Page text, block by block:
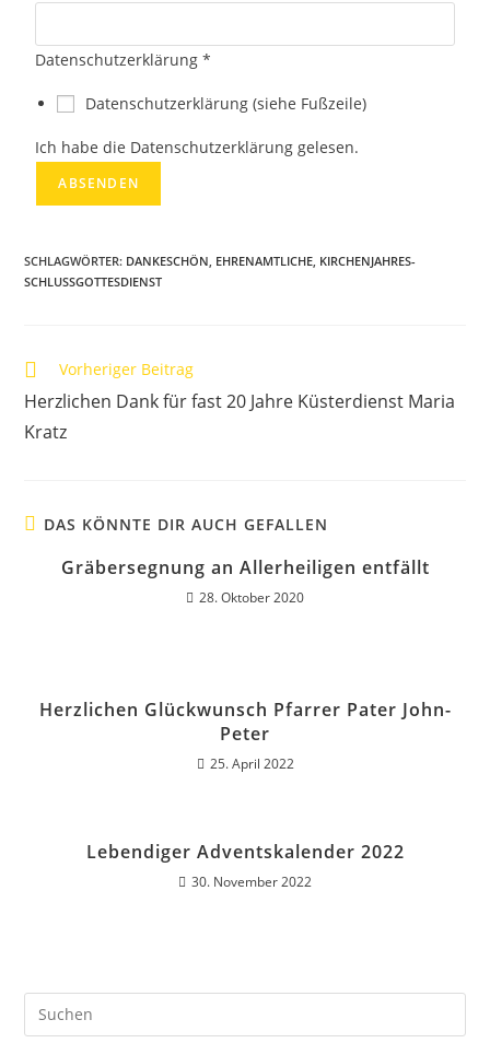
Datenschutzerklärung*
Datenschutzerklärung (siehe Fußzeile)
Ich habe die Datenschutzerklärung gelesen.
ABSENDEN
SCHLAGWÖRTER: DANKESCHÖN EHRENAMTLICHE KIRCHENJAHRES-
SCHLUSSGOTTESDIENST
Vorheriger Beitrag
Herzlichen Dank für fast 20 Jahre Küsterdienst Maria
Kratz
DAS KÖNNTE DIR AUCH GEFALLEN
Gräbersegnung an Allerheiligen entfällt
28. Oktober 2020
Herzlichen Glückwunsch Pfarrer Pater John-
Peter
25. April 2022
Lebendiger Adventskalender 2022
30. November 2022